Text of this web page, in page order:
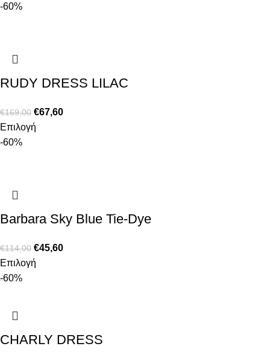
-60%
RUDY DRESS LILAC
€169,00 €67,60
Επιλογή
-60%
Barbara Sky Blue Tie-Dye
€114,00 €45,60
Επιλογή
-60%
CHARLY DRESS